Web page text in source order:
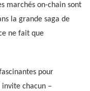
marchés on-chain sont
la grande saga de
ne fait que
pour
invite chacun –